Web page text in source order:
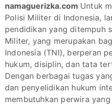
namaguerizka.com Untuk
Polisi Militer di Indonesia,
pendidikan yang ditempuh
Militer, yang merupakan
Indonesia (TNI), berperan
hukum, disiplin, dan tata
Dengan berbagai tugas
dan penyelidikan hukum
membutuhkan perwira